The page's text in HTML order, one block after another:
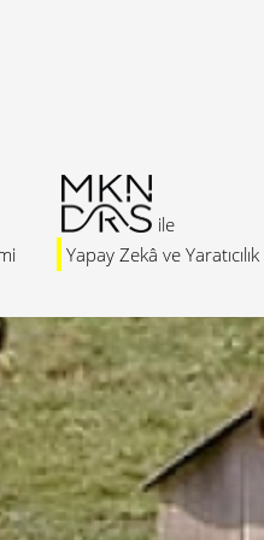
Yapay Zekâ ve Yaratıcılık